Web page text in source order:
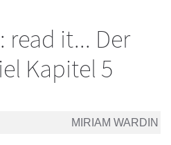
read it... Der
Kapitel 5
MIRIAM WARDIN